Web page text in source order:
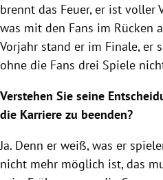
brennt das Feuer, er ist voller
was mit den Fans im Rücken
Vorjahr stand er im Finale, er
ohne die Fans drei Spiele
Verstehen Sie seine
die Karriere zu beenden?
Ja. Denn er weiß, was er
nicht mehr möglich ist, das